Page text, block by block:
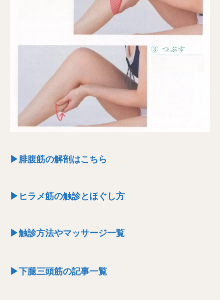
▶腓腹筋の解剖はこちら
▶ヒラメ筋の触診とほぐし方
▶触診方法やマッサージ一覧
▶下腿三頭筋の記事一覧